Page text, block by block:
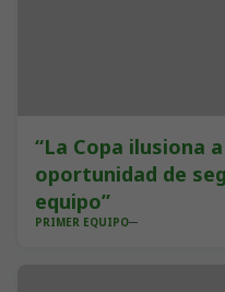
“La Copa ilusiona
oportunidad de
equipo”
PRIMER EQUIPO